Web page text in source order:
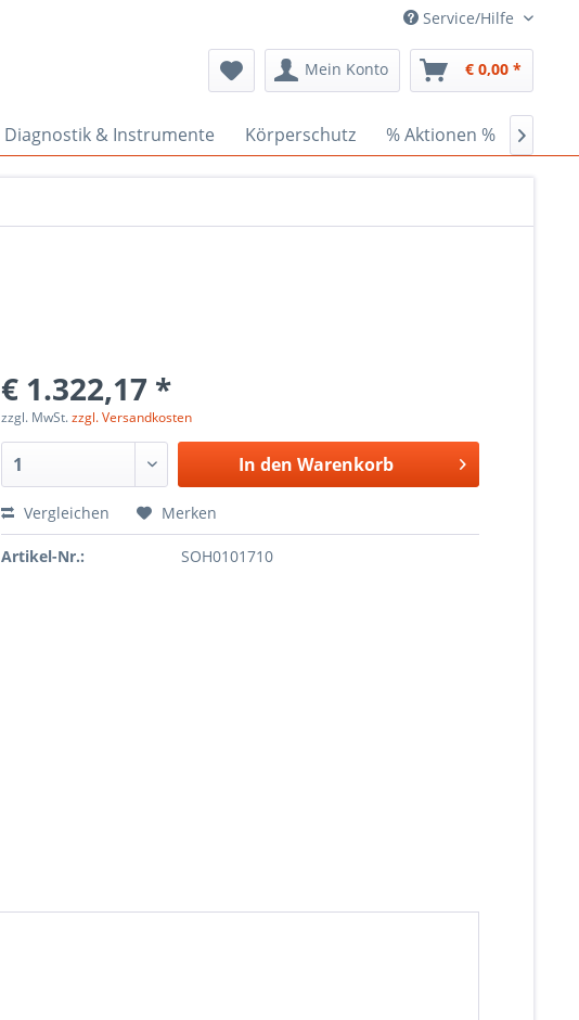
Service/Hilfe
Mein Konto € 0,00 *
Diagnostik & Instrumente Körperschutz % Aktionen % 
€ 1.322,17 *
zzgl. MwSt.zzgl. Versandkosten
In den Warenkorb
Vergleichen Merken
Artikel-Nr.: SOH0101710